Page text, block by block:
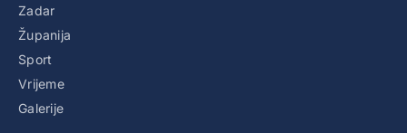
Zadar
Županija
Sport
Vrijeme
Galerije